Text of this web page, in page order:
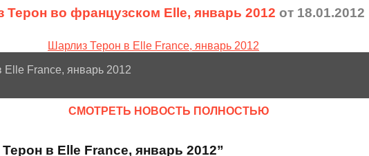
Терон во французском Elle, январь 2012 от 18.01.2012
France, январь 2012
CМОТРЕТЬ НОВОСТЬ ПОЛНОСТЬЮ
в Elle France, январь 2012”